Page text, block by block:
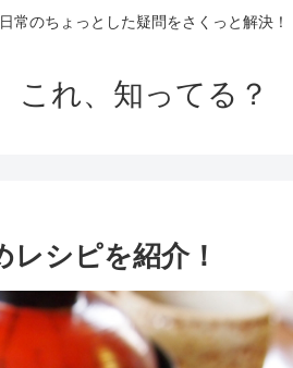
日常のちょっとした疑問をさくっと解決！
これ、知ってる？
シピを紹介！